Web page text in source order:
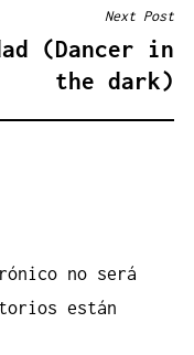
Next Post
(Dancer in
the dark)
no será
están